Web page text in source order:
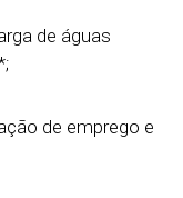
de águas
de emprego e